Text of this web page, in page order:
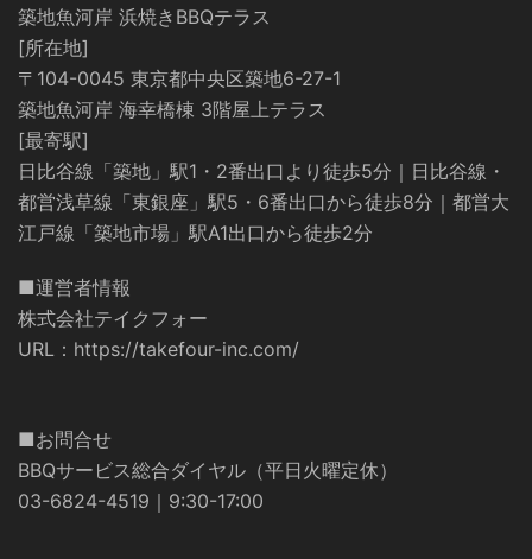
築地魚河岸 浜焼きBBQテラス
[所在地]
〒104-0045 東京都中央区築地6-27-1
築地魚河岸 海幸橋棟 3階屋上テラス
[最寄駅]
日比谷線「築地」駅1・2番出口より徒歩5分｜日比谷線・
都営浅草線「東銀座」駅5・6番出口から徒歩8分｜都営大
江戸線「築地市場」駅A1出口から徒歩2分
■運営者情報
株式会社テイクフォー
URL： https://takefour-inc.com/
■お問合せ
BBQサービス総合ダイヤル（平日火曜定休）
03-6824-4519｜9:30-17:00